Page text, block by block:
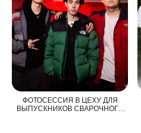
ФОТОСЕССИЯ В ЦЕХУ ДЛЯ
ВЫПУСКНИКОВ СВАРОЧНОГО